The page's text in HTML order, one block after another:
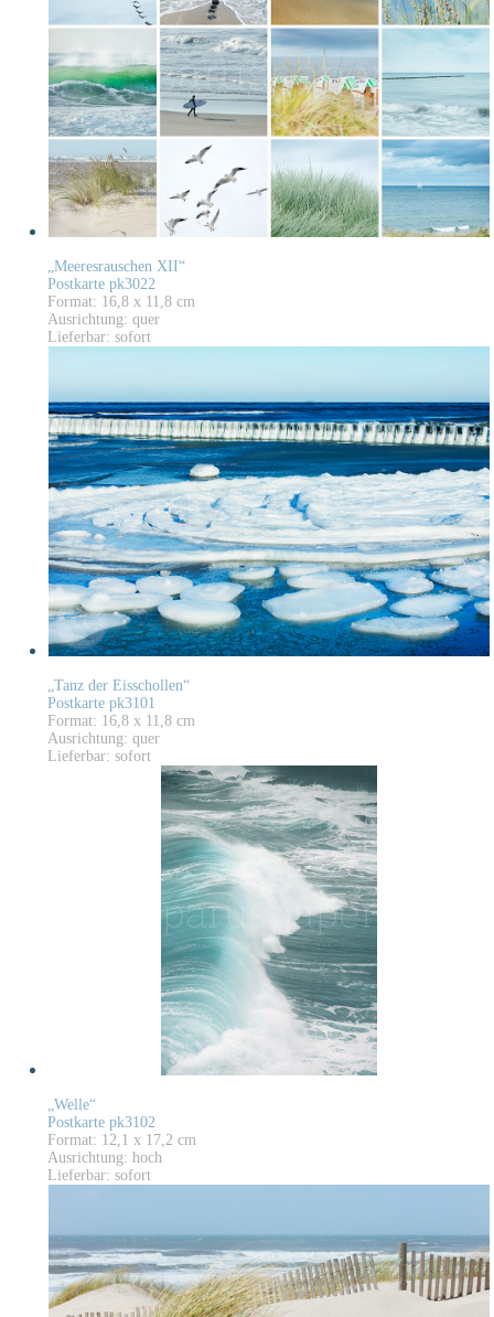
„Meeresrauschen XII“
Postkarte pk3022
Format: 16,8 x 11,8 cm
Ausrichtung: quer
Lieferbar: sofort
„Tanz der Eisschollen“
Postkarte pk3101
Format: 16,8 x 11,8 cm
Ausrichtung: quer
Lieferbar: sofort
„Welle“
Postkarte pk3102
Format: 12,1 x 17,2 cm
Ausrichtung: hoch
Lieferbar: sofort